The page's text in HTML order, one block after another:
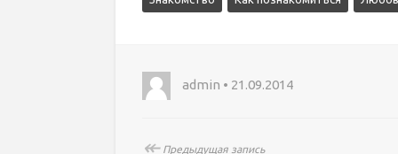
admin • 21.09.2014
↞Предыдущая запись